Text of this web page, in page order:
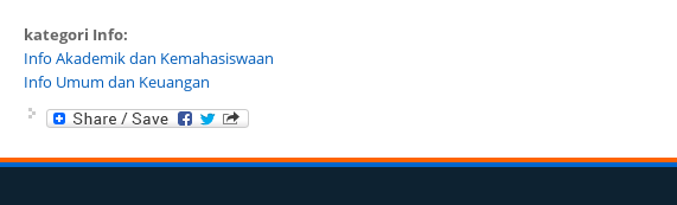
kategori Info:
Info Akademik dan Kemahasiswaan
Info Umum dan Keuangan